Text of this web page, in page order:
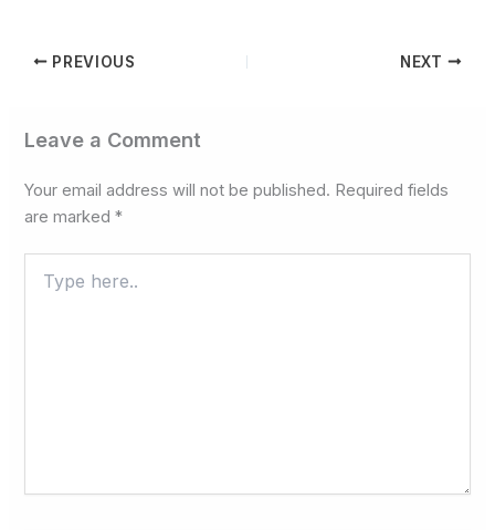
PREVIOUS NEXT
Leave a Comment
Your email address will not be published. Required fields
are marked*
here..